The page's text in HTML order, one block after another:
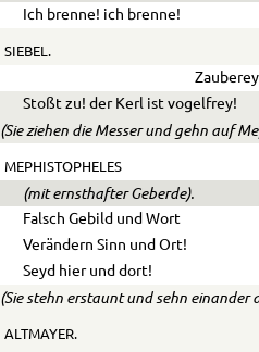
Ich brenne! ich brenne!
SIEBEL.
Stoßt zu! der Kerl ist vogelfrey!
(Sie ziehen die Messer und gehn auf
MEPHISTOPHELES
(mit ernsthafter Geberde).
Falsch Gebild und Wort
Verändern Sinn und Ort!
Seyd hier und dort!
(Sie stehn erstaunt und sehn einander
ALTMAYER.